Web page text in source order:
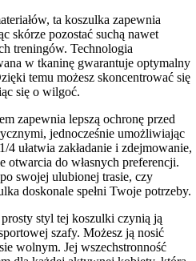
ta koszulka zapewnia
skórze pozostać suchą nawet
treningów. Technologia
w tkaninę gwarantuje optymalny
temu możesz skoncentrować się
się o wilgoć.
zapewnia lepszą ochronę przed
jednocześnie umożliwiając
4 ułatwia zakładanie i zdejmowanie,
otwarcia do własnych preferencji.
swojej ulubionej trasie, czy
doskonale spełni Twoje potrzeby.
styl tej koszulki czynią ją
szafy. Możesz ją nosić
wolnym. Jej wszechstronność